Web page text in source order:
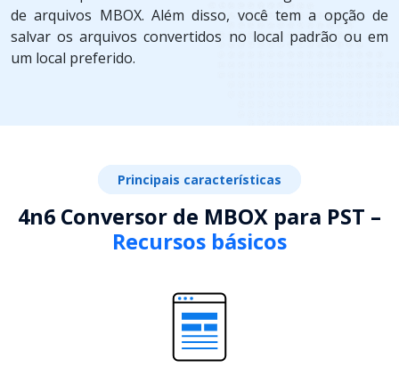
de arquivos MBOX. Além disso, você tem a opção de
salvar os arquivos convertidos no local padrão ou em
um local preferido.
Principais características
4n6 Conversor de MBOX para PST –
Recursos básicos